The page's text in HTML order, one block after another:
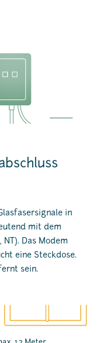
in
mit dem
Das Modem
eine Steckdose.
sein.